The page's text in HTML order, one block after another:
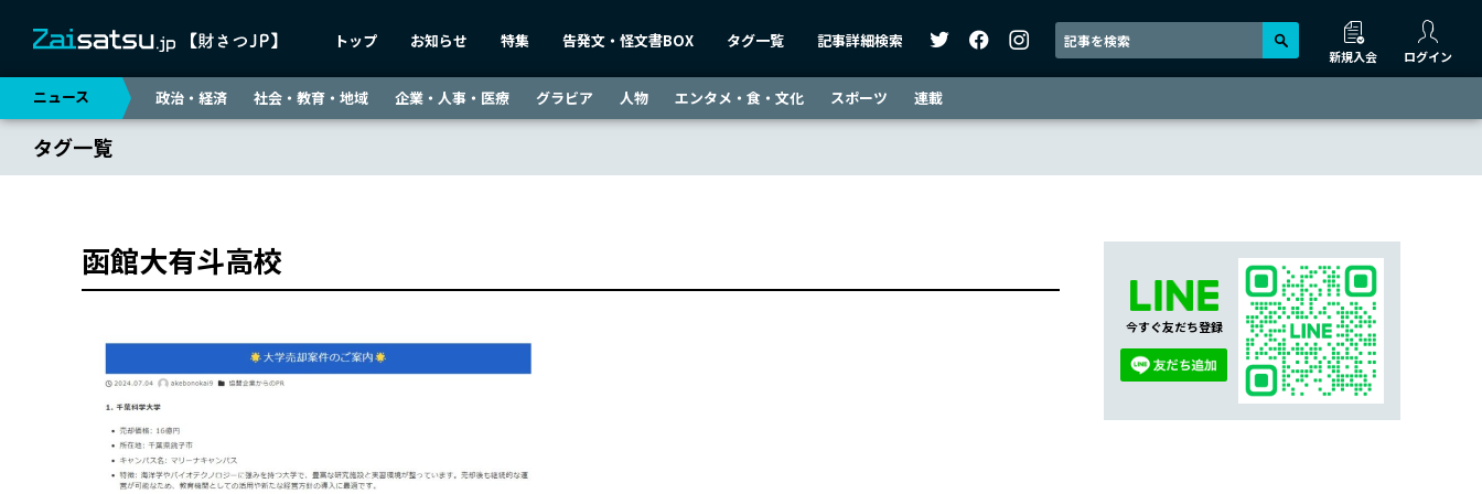
トップ お知らせ 特集 告発文・怪文書BOX タグ一覧 記事詳細検索
新規入会 ログイン
ニュース 政治・経済 社会・教育・地域 企業・人事・医療 グラビア 人物 エンタメ・食・文化 スポーツ 連載
タグ一覧
函館大有斗高校
今すぐ友だち登録